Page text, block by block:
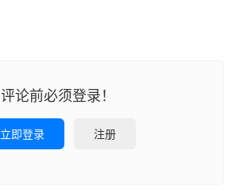
评论前必须登录！
立即登录 注册